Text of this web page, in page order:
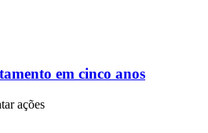
em cinco anos
ações